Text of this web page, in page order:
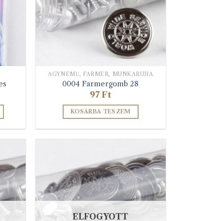
választhatók
ki
Ft
Ft
ÁGYNEMŰ, FARMER, MUNKARUHA
0004 Farmergomb 28
97Ft
KOSÁRBA TESZEM
ELFOGYOTT